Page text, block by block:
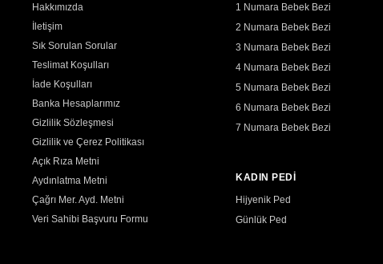
Hakkımızda
İletişim
Sık Sorulan Sorular
Teslimat Koşulları
İade Koşulları
Banka Hesaplarımız
Gizlilik Sözleşmesi
Gizlilik ve Çerez Politikası
Açık Rıza Metni
Aydınlatma Metni
Çağrı Mer. Ayd. Metni
Veri Sahibi Başvuru Formu
1 Numara Bebek Bezi
2 Numara Bebek Bezi
3 Numara Bebek Bezi
4 Numara Bebek Bezi
5 Numara Bebek Bezi
6 Numara Bebek Bezi
7 Numara Bebek Bezi
KADIN PEDİ
Hijyenik Ped
Günlük Ped